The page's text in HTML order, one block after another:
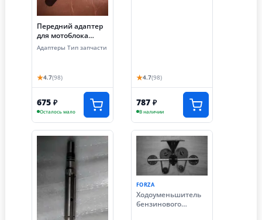
Передний адаптер
для мотоблока
(Brait 80, Daman 68)
Адаптеры Тип запчасти
★4.7(98)
675 ₽
Осталось мало
★4.7(98)
787 ₽
В наличии
FORZA
Ходоуменьшитель
бензинового